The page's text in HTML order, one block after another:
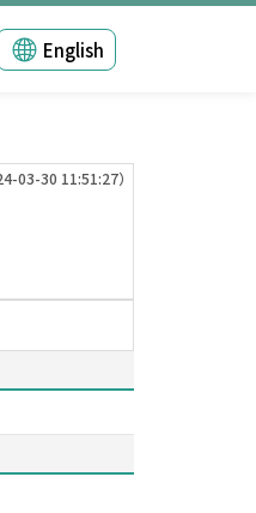
English
03-30 11:51:27）